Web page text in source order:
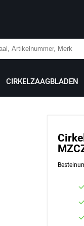
CIRKELZAAGBLADEN